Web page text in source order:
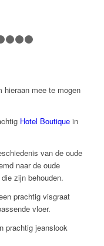
4 5 6 7
mee te mogen
Hotel Boutiquein
van de oude
naar de oude
zijn behouden.
prachtig visgraat
vloer.
prachtig jeanslook